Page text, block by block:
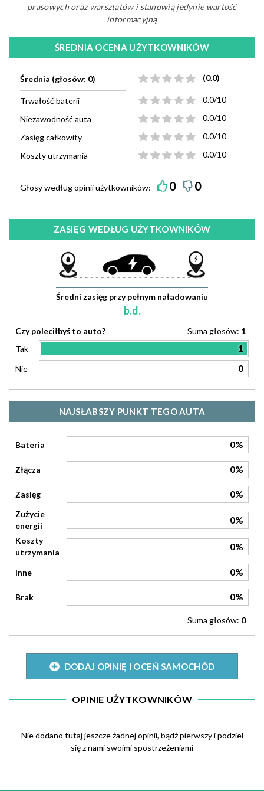
prasowych oraz warsztatów i stanowią jedynie wartość
informacyjną
ŚREDNIA OCENA UŻYTKOWNIKÓW
Średnia (głosów: 0) (0.0)
Trwałość baterii
0.0/10
Niezawodność auta
0.0/10
Zasięg całkowity
0.0/10
Koszty utrzymania
0.0/10
Głosy wedługopiniiużytkowników: 0 0
ZASIĘG WEDŁUG UŻYTKOWNIKÓW
Średni zasięg przy pełnym naładowaniu
b.d.
Czy poleciłbyś to auto? Suma głosów: 1
Tak
1
Nie 0
NAJSŁABSZY PUNKT TEGO AUTA
Bateria 0%
Złącza 0%
Zasięg 0%
Zużycie
energii
0%
Koszty
utrzymania
0%
Inne 0%
Brak 0%
Suma głosów: 0
DODAJ OPINIĘ I OCEŃ SAMOCHÓD
OPINIE UŻYTKOWNIKÓW
Nie dodano tutaj jeszcze żadnej opinii, bądż pierwszy i podziel
się z nami swoimi spostrzeżeniami